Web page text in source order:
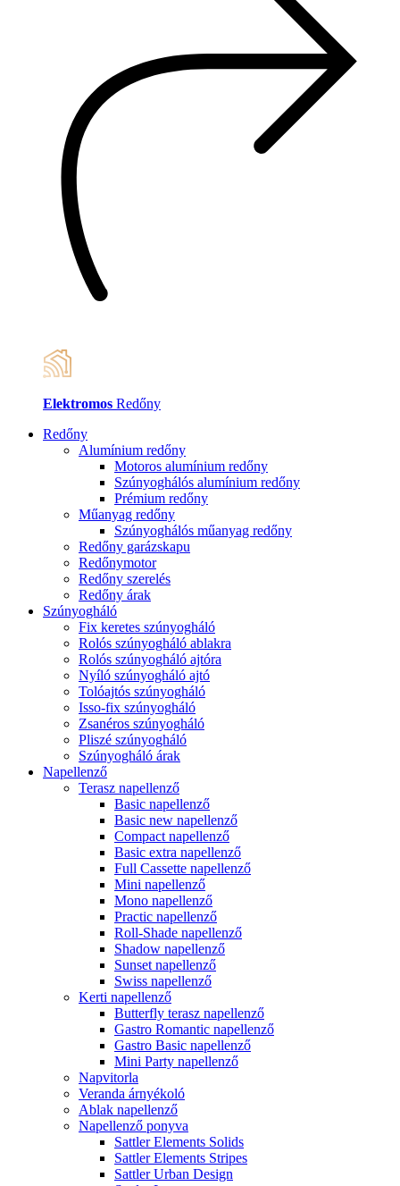
Elektromos Redőny
Redőny
Alumínium redőny
Motoros alumínium redőny
Szúnyoghálós alumínium redőny
Prémium redőny
Műanyag redőny
Szúnyoghálós műanyag redőny
Redőny garázskapu
Redőnymotor
Redőny szerelés
Redőny árak
Szúnyogháló
Fix keretes szúnyogháló
Rolós szúnyogháló ablakra
Rolós szúnyogháló ajtóra
Nyíló szúnyogháló ajtó
Tolóajtós szúnyogháló
Isso-fix szúnyogháló
Zsanéros szúnyogháló
Pliszé szúnyogháló
Szúnyogháló árak
Napellenző
Terasz napellenző
Basic napellenző
Basic new napellenző
Compact napellenző
Basic extra napellenző
Full Cassette napellenző
Mini napellenző
Mono napellenző
Practic napellenző
Roll-Shade napellenző
Shadow napellenző
Sunset napellenző
Swiss napellenző
Kerti napellenző
Butterfly terasz napellenző
Gastro Romantic napellenző
Gastro Basic napellenző
Mini Party napellenző
Napvitorla
Veranda árnyékoló
Ablak napellenző
Napellenző ponyva
Sattler Elements Solids
Sattler Elements Stripes
Sattler Urban Design